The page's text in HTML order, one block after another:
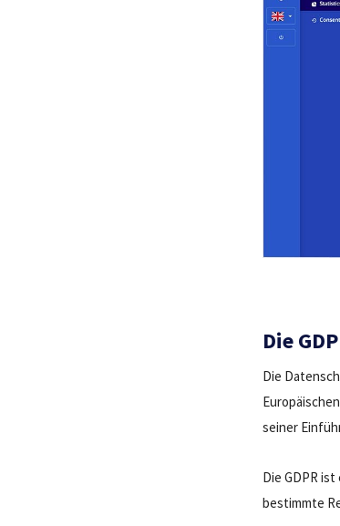
Die
Die
seiner
Die GDPR
bestimmte